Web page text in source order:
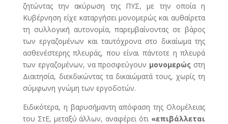
ζητώντας την ακύρωση της ΠΥΣ, με την οποία η
Κυβέρνηση είχε καταργήσει μονομερώς και αυθαίρετα
τη συλλογική αυτονομία, παρεμβαίνοντας σε βάρος
των εργαζομένων και ταυτόχρονα στο δικαίωμα της
ασθενέστερης πλευράς, που είναι πάντοτε η πλευρά
των εργαζομένων, να προσφεύγουν μονομερώς στη
Διαιτησία, διεκδικώντας τα δικαιώματά τους, χωρίς τη
σύμφωνη γνώμη των εργοδοτών.
Ειδικότερα, η βαρυσήμαντη απόφαση της Ολομέλειας
του ΣτΕ, μεταξύ άλλων, αναφέρει ότι «επιβάλλεται